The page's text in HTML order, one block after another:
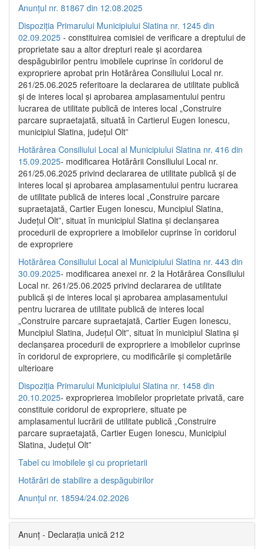
Anunțul nr. 81867 din 12.08.2025
Dispoziția Primarului Municipiului Slatina nr. 1245 din
02.09.2025 - constituirea comisiei de verificare a dreptului de
proprietate sau a altor drepturi reale și acordarea
despăgubirilor pentru imobilele cuprinse în coridorul de
expropriere aprobat prin Hotărârea Consiliului Local nr.
261/25.06.2025 referitoare la declararea de utilitate publică
și de interes local și aprobarea amplasamentului pentru
lucrarea de utilitate publică de interes local „Construire
parcare supraetajată, situată în Cartierul Eugen Ionescu,
municipiul Slatina, județul Olt”
Hotărârea Consiliului Local al Municipiului Slatina nr. 416 din
15.09.2025- modificarea Hotărârii Consiliului Local nr.
261/25.06.2025 privind declararea de utilitate publică și de
interes local și aprobarea amplasamentului pentru lucrarea
de utilitate publică de interes local „Construire parcare
supraetajată, Cartier Eugen Ionescu, Muncipiul Slatina,
Județul Olt”, situat în municipiul Slatina și declanșarea
procedurii de expropriere a imobilelor cuprinse în coridorul
de expropriere
Hotărârea Consiliului Local al Municipiului Slatina nr. 443 din
30.09.2025- modificarea anexei nr. 2 la Hotărârea Consiliului
Local nr. 261/25.06.2025 privind declararea de utilitate
publică şi de interes local şi aprobarea amplasamentului
pentru lucrarea de utilitate publică de interes local
„Construire parcare supraetajată, Cartier Eugen Ionescu,
Muncipiul Slatina, Judeţul Olt”, situat în municipiul Slatina şi
declanşarea procedurii de expropriere a imobilelor cuprinse
în coridorul de expropriere, cu modificările şi completările
ulterioare
Dispoziția Primarului Municipiului Slatina nr. 1458 din
20.10.2025- exproprierea imobilelor proprietate privată, care
constituie coridorul de expropriere, situate pe
amplasamentul lucrării de utilitate publică „Construire
parcare supraetajată, Cartier Eugen Ionescu, Municipiul
Slatina, Județul Olt”
Tabel cu imobilele și cu proprietarii
Hotărâri de stabilire a despăgubirilor
Anunțul nr. 18594/24.02.2026
Anunț - Declarația unică 212